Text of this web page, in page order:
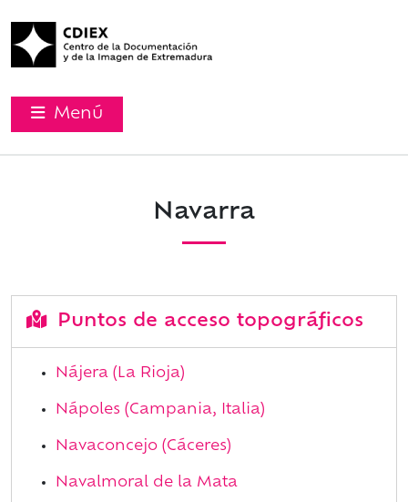
Menú
Navarra
Puntos de acceso topográficos
Nájera (La Rioja)
Nápoles (Campania, Italia)
Navaconcejo (Cáceres)
Navalmoral de la Mata